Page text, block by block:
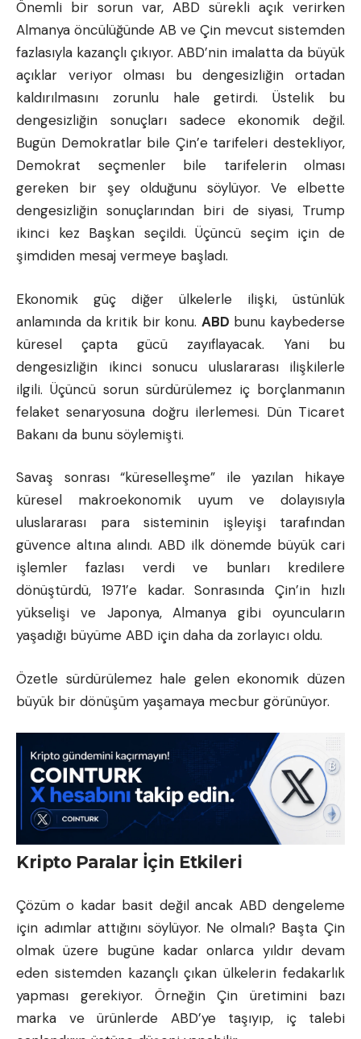
Önemli bir sorun var, ABD sürekli açık verirken
Almanya öncülüğünde AB ve Çin mevcut sistemden
fazlasıyla kazançlı çıkıyor. ABD’nin imalatta da büyük
açıklar veriyor olması bu dengesizliğin ortadan
kaldırılmasını zorunlu hale getirdi. Üstelik bu
dengesizliğin sonuçları sadece ekonomik değil.
Bugün Demokratlar bile Çin’e tarifeleri destekliyor,
Demokrat seçmenler bile tarifelerin olması
gereken bir şey olduğunu söylüyor. Ve elbette
dengesizliğin sonuçlarından biri de siyasi, Trump
ikinci kez Başkan seçildi. Üçüncü seçim için de
şimdiden mesaj vermeye başladı.
Ekonomik güç diğer ülkelerle ilişki, üstünlük
anlamında da kritik bir konu. ABD bunu kaybederse
küresel çapta gücü zayıflayacak. Yani bu
dengesizliğin ikinci sonucu uluslararası ilişkilerle
ilgili. Üçüncü sorun sürdürülemez iç borçlanmanın
felaket senaryosuna doğru ilerlemesi. Dün Ticaret
Bakanı da bunu söylemişti.
Savaş sonrası “küreselleşme” ile yazılan hikaye
küresel makroekonomik uyum ve dolayısıyla
uluslararası para sisteminin işleyişi tarafından
güvence altına alındı. ABD ilk dönemde büyük cari
işlemler fazlası verdi ve bunları kredilere
dönüştürdü, 1971’e kadar. Sonrasında Çin’in hızlı
yükselişi ve Japonya, Almanya gibi oyuncuların
yaşadığı büyüme ABD için daha da zorlayıcı oldu.
Özetle sürdürülemez hale gelen ekonomik düzen
büyük bir dönüşüm yaşamaya mecbur görünüyor.
Kripto Paralar İçin Etkileri
Çözüm o kadar basit değil ancak ABD dengeleme
için adımlar attığını söylüyor. Ne olmalı? Başta Çin
olmak üzere bugüne kadar onlarca yıldır devam
eden sistemden kazançlı çıkan ülkelerin fedakarlık
yapması gerekiyor. Örneğin Çin üretimini bazı
marka ve ürünlerde ABD’ye taşıyıp, iç talebi